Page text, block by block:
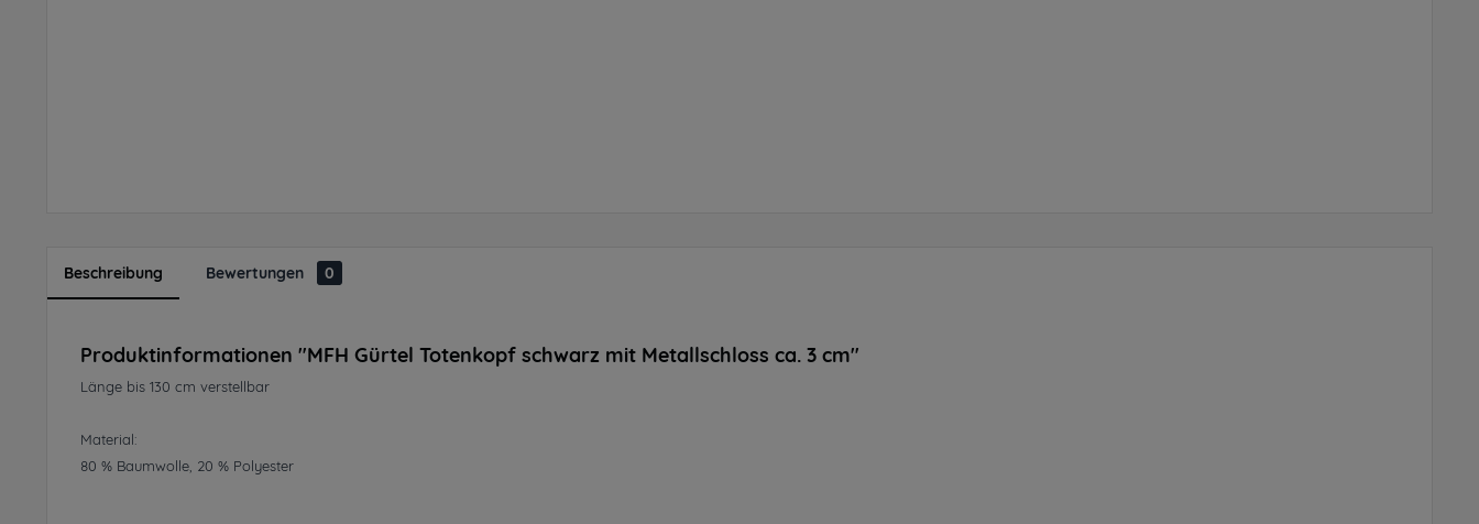
Beschreibung Bewertungen 0
Produktinformationen "MFH Gürtel Totenkopf schwarz mit Metallschloss ca. 3 cm"
Länge bis 130 cm verstellbar
Material:
80 % Baumwolle, 20 % Polyester